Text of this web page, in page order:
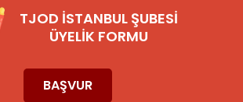
TJOD İSTANBUL ŞUBESİ
ÜYELİK FORMU
BAŞVUR